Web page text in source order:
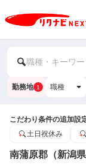
職種・キーワ
勤務地 1 職種
こだわり条件の追加設
土日祝休み
南蒲原郡（新潟